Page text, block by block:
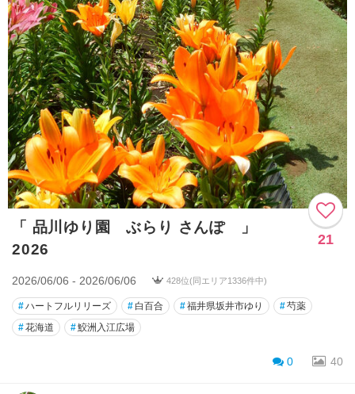
「 品川ゆり園 ぶらり さんぽ 」
2026
21
2026/06/06 - 2026/06/06 428位(同エリア1336件中)
#ハートフルリリーズ # 白百合 #福井県坂井市ゆり #芍薬
#花海道 #鮫洲入江広場
0 40